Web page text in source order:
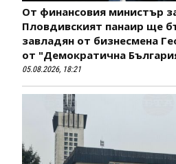
От финансовия министър
Пловдивският панаир ще
завладян от бизнесмена
от "Демократична
05.08.2026, 18:21